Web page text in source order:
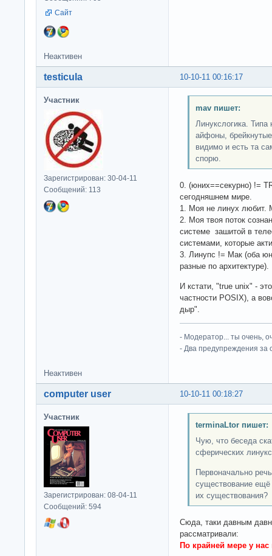
Сайт
Неактивен
10-10-11 00:16:17
testicula
Участник
Зарегистрирован: 30-04-11
Сообщений: 113
mav пишет:
Линукслогика.
айфоны,
видимо и есть та
спорю.
0. (юних==секурно) !=
сегодняшнем мире.
1. Моя не линух любит.
2. Моя твоя поток
системе зашитой в
системами, которые
3. Линупс != Мак (оба
разные по архитектуре).
И кстати, "true unix" -
частности POSIX), а
дыр".
- Модератор... ты очень,
- Два предупреждения за
Неактивен
10-10-11 00:18:27
computer user
Участник
Зарегистрирован: 08-04-11
Сообщений: 594
terminaLtor пишет:
Чую, что беседа
сферических
Первоначально
существование
их существования?
Сюда, таки давным
рассматривали:
По крайней мере у нас